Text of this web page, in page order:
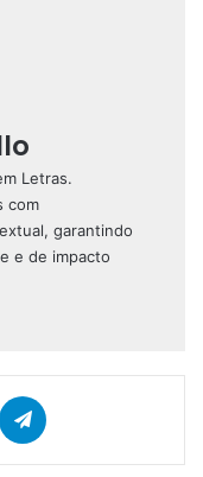
Letras.
com
garantindo
e de impacto